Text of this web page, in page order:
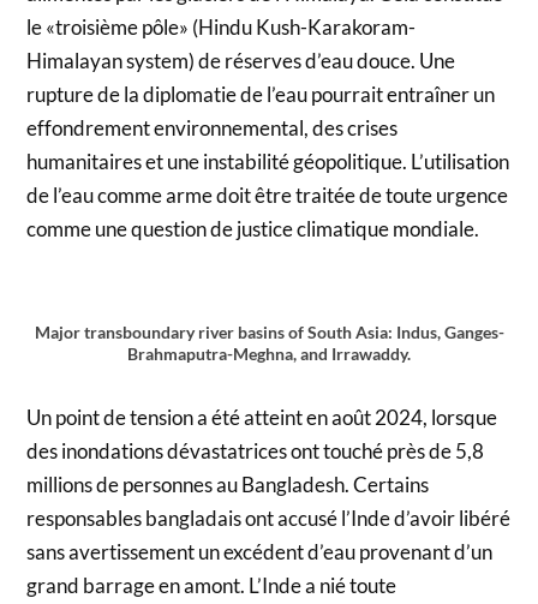
le «troisième pôle» (Hindu Kush-Karakoram-
Himalayan system) de réserves d’eau douce. Une
rupture de la diplomatie de l’eau pourrait entraîner un
effondrement environnemental, des crises
humanitaires et une instabilité géopolitique. L’utilisation
de l’eau comme arme doit être traitée de toute urgence
comme une question de justice climatique mondiale.
Major transboundary river basins of South Asia: Indus, Ganges-
Brahmaputra-Meghna, and Irrawaddy.
Un point de tension a été atteint en août 2024, lorsque
des inondations dévastatrices ont touché près de 5,8
millions de personnes au Bangladesh. Certains
responsables bangladais ont accusé l’Inde d’avoir libéré
sans avertissement un excédent d’eau provenant d’un
grand barrage en amont. L’Inde a nié toute